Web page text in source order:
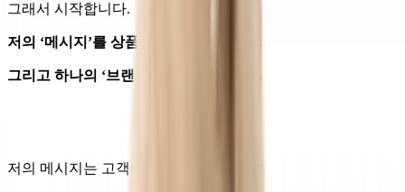
그래서 시작합니다.
저의 ‘메시지’를 상품으로 만들어보기로.
그리고 하나의 ‘브랜드’로 만들어보기로.
저의 메시지는 고객이 생길 수 있을까요?